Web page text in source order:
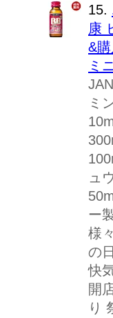
15.
康
&
ミ
ミ
ュ
ー
様
の
快
開
り